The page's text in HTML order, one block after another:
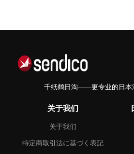
千纸鹤日淘——更专业的日本
关于我们
关于我们
特定商取引法に基づく表記